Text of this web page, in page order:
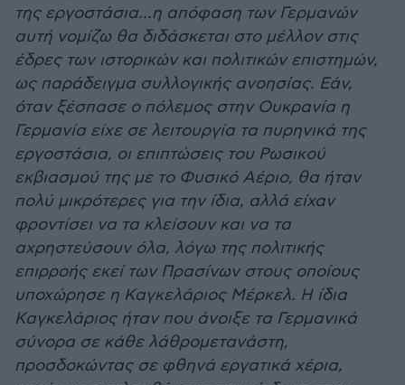
της εργοστάσια…η απόφαση των Γερμανών
αυτή νομίζω θα διδάσκεται στο μέλλον στις
έδρες των ιστορικών και πολιτικών επιστημών,
ως παράδειγμα συλλογικής ανοησίας. Εάν,
όταν ξέσπασε ο πόλεμος στην Ουκρανία η
Γερμανία είχε σε λειτουργία τα πυρηνικά της
εργοστάσια, οι επιπτώσεις του Ρωσικού
εκβιασμού της με το Φυσικό Αέριο, θα ήταν
πολύ μικρότερες για την ίδια, αλλά είχαν
φροντίσει να τα κλείσουν και να τα
αχρηστεύσουν όλα, λόγω της πολιτικής
επιρροής εκεί των Πρασίνων στους οποίους
υποχώρησε η Καγκελάριος Μέρκελ. Η ίδια
Καγκελάριος ήταν που άνοιξε τα Γερμανικά
σύνορα σε κάθε λάθρομετανάστη,
προσδοκώντας σε φθηνά εργατικά χέρια,